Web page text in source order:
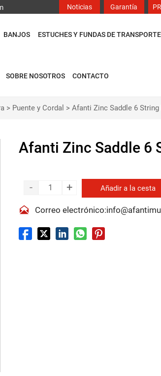
Noticias Garantía
BANJOS ESTUCHES Y FUNDAS DE TRANSPORTE
SOBRE NOSOTROS CONTACTO
> Puente y Cordal > Afanti Zinc Saddle 6
Afanti Zinc Saddle 6
- + Añadir a la cesta
 Correo